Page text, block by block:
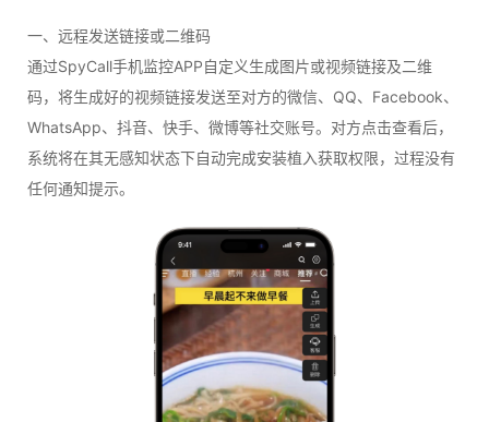
一、远程发送链接或二维码
通过SpyCall手机监控APP自定义生成图片或视频链接及二维
码，将生成好的视频链接发送至对方的微信、QQ、Facebook、
WhatsApp、抖音、快手、微博等社交账号。对方点击查看后，
系统将在其无感知状态下自动完成安装植入获取权限，过程没有
任何通知提示。